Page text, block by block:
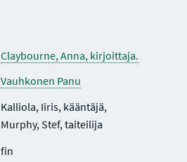
Claybourne, Anna, kirjoittaja.
Vauhkonen Panu
Kalliola, Iiris, kääntäjä,
Murphy, Stef, taiteilija
fin